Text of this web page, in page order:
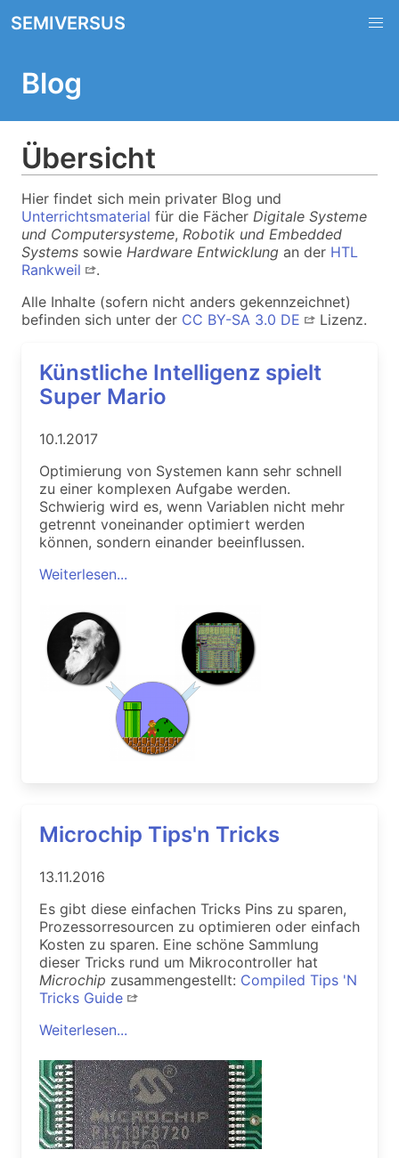
SEMIVERSUS
Blog
Übersicht
Hier findet sich mein privater Blog und
Unterrichtsmaterial für die Fächer Digitale Systeme
und Computersysteme, Robotik und Embedded
Systems sowie Hardware Entwicklung an der HTL
Rankweil
.
Alle Inhalte (sofern nicht anders gekennzeichnet)
befinden sich unter der CC BY-SA 3.0 DE Lizenz.
Künstliche Intelligenz spielt
Super Mario
10.1.2017
Optimierung von Systemen kann sehr schnell
zu einer komplexen Aufgabe werden.
Schwierig wird es, wenn Variablen nicht mehr
getrennt voneinander optimiert werden
können, sondern einander beeinflussen.
Weiterlesen...
Microchip Tips'n Tricks
13.11.2016
Es gibt diese einfachen Tricks Pins zu sparen,
Prozessorresourcen zu optimieren oder einfach
Kosten zu sparen. Eine schöne Sammlung
dieser Tricks rund um Mikrocontroller hat
Microchip zusammengestellt: Compiled Tips 'N
Tricks Guide
Weiterlesen...